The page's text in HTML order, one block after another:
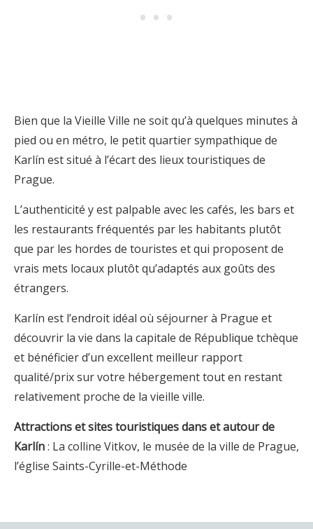
Bien que la Vieille Ville ne soit qu’à quelques minutes à
pied ou en métro, le petit quartier sympathique de
Karlín est situé à l’écart des lieux touristiques de
Prague.
L’authenticité y est palpable avec les cafés, les bars et
les restaurants fréquentés par les habitants plutôt
que par les hordes de touristes et qui proposent de
vrais mets locaux plutôt qu’adaptés aux goûts des
étrangers.
Karlín est l’endroit idéal où séjourner à Prague et
découvrir la vie dans la capitale de République tchèque
et bénéficier d’un excellent meilleur rapport
qualité/prix sur votre hébergement tout en restant
relativement proche de la vieille ville.
Attractions et sites touristiques dans et autour de
Karlín: La colline Vitkov, le musée de la ville de Prague,
l’église Saints-Cyrille-et-Méthode